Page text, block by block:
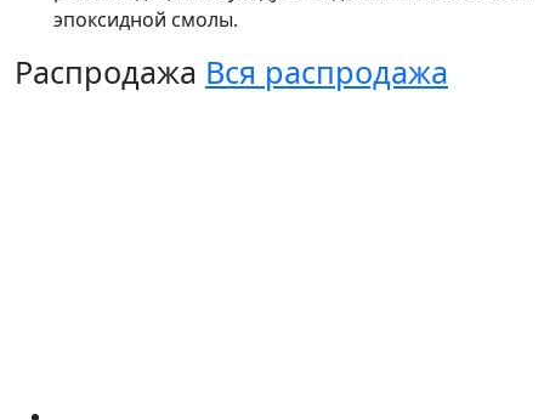
эпоксидной смолы.
Распродажа Вся распродажа